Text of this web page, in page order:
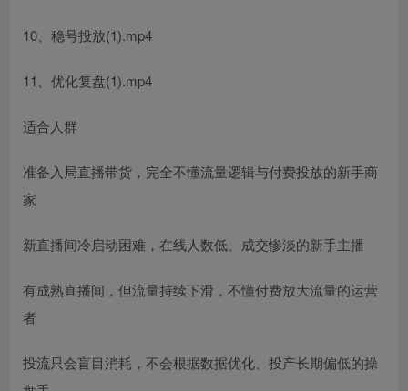
10、稳号投放(1).mp4
11、优化复盘(1).mp4
适合人群
准备入局直播带货，完全不懂流量逻辑与付费投放的新手商
家
新直播间冷启动困难，在线人数低、成交惨淡的新手主播
有成熟直播间，但流量持续下滑，不懂付费放大流量的运营
者
投流只会盲目消耗，不会根据数据优化、投产长期偏低的操